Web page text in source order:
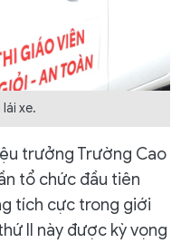
xe.
trưởng Trường Cao
tổ chức đầu tiên
tích cực trong giới
II này được kỳ vọng